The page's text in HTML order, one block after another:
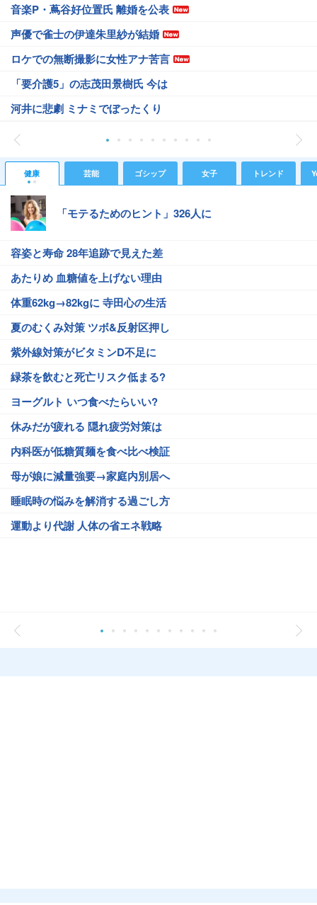
音楽P・蔦谷好位置氏 離婚を公表
声優で雀士の伊達朱里紗が結婚
ロケでの無断撮影に女性アナ苦言
「要介護5」の志茂田景樹氏 今は
河井に悲劇 ミナミでぼったくり
健康 芸能 ゴシップ 女子 トレンド
「モテるためのヒント」326人に
容姿と寿命 28年追跡で見えた差
あたりめ 血糖値を上げない理由
体重62kg→82kgに 寺田心の生活
夏のむくみ対策 ツボ&反射区押し
紫外線対策がビタミンD不足に
緑茶を飲むと死亡リスク低まる?
ヨーグルト いつ食べたらいい?
休みだが疲れる 隠れ疲労対策は
内科医が低糖質麺を食べ比べ検証
母が娘に減量強要→家庭内別居へ
睡眠時の悩みを解消する過ごし方
運動より代謝 人体の省エネ戦略